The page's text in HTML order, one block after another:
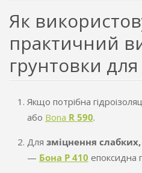
Як
практичний
грунтовки
Якщо потрібна
або Bona R 590.
Для зміцнення
— Бона Р 410 епоксидна